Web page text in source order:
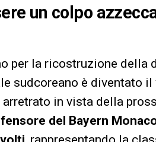
un colpo
per la ricostruzione della
sudcoreano è diventato
in vista della
del Bayern